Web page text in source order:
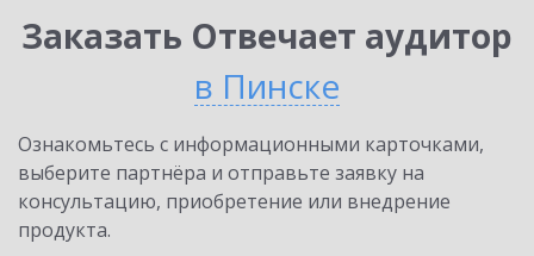
Заказать Отвечает аудитор
в Пинске
Ознакомьтесь с информационными карточками,
выберите партнёра и отправьте заявку на
консультацию, приобретение или внедрение
продукта.